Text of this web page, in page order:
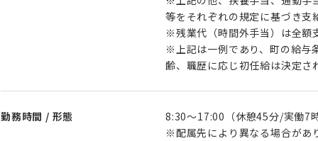
等をそれぞれの規定に基づき支
※残業代（時間外手当）は全額
※上記は一例であり、町の給与
齢、職歴に応じ初任給は決定さ
勤務時間 / 形態
8:30～17:00（休憩45分/実働7
※配属先により異なる場合があ